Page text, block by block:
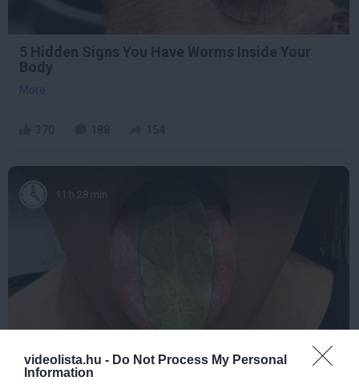
videolista.hu - Do Not Process My Personal
Information
5 Hidden Signs You Have Worms Inside Your
Body
More
11 h 28 min
This Simple Trick Removes All Parasites From